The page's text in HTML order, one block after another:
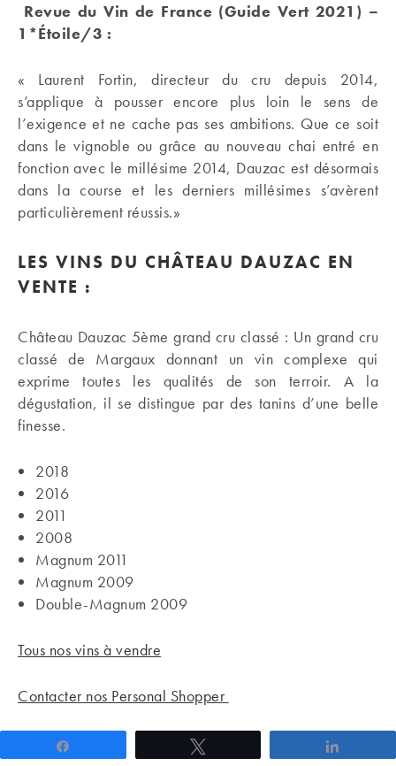
Revue du Vin de France (Guide Vert 2021) –
1*Étoile/3 :
« Laurent Fortin, directeur du cru depuis 2014,
s’applique à pousser encore plus loin le sens de
l’exigence et ne cache pas ses ambitions. Que ce soit
dans le vignoble ou grâce au nouveau chai entré en
fonction avec le millésime 2014, Dauzac est désormais
dans la course et les derniers millésimes s’avèrent
particulièrement réussis.»
LES VINS DU CHÂTEAU DAUZAC EN
VENTE :
Château Dauzac 5ème grand cru classé : Un grand cru
classé de Margaux donnant un vin complexe qui
exprime toutes les qualités de son terroir. A la
dégustation, il se distingue par des tanins d’une belle
finesse.
2018
2016
2011
2008
Magnum 2011
Magnum 2009
Double-Magnum 2009
Tous nos vins à vendre
Contacter nos Personal Shopper